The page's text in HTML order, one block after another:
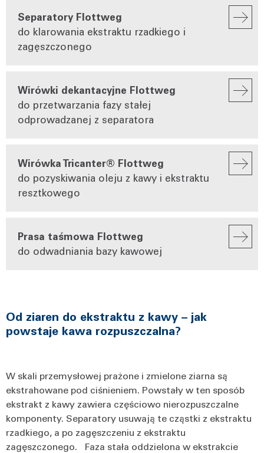
Separatory Flottweg
do klarowania ekstraktu rzadkiego i
zagęszczonego
Wirówki dekantacyjne Flottweg
do przetwarzania fazy stałej
odprowadzanej z separatora
Wirówka Tricanter® Flottweg
do pozyskiwania oleju z kawy i ekstraktu
resztkowego
Prasa taśmowa Flottweg
do odwadniania bazy kawowej
Od ziaren do ekstraktu z kawy – jak
powstaje kawa rozpuszczalna?
W skali przemysłowej prażone i zmielone ziarna są
ekstrahowane pod ciśnieniem. Powstały w ten sposób
ekstrakt z kawy zawiera częściowo nierozpuszczalne
komponenty. Separatory usuwają te cząstki z ekstraktu
rzadkiego, a po zagęszczeniu z ekstraktu
zagęszczonego. Faza stała oddzielona w ekstrakcie